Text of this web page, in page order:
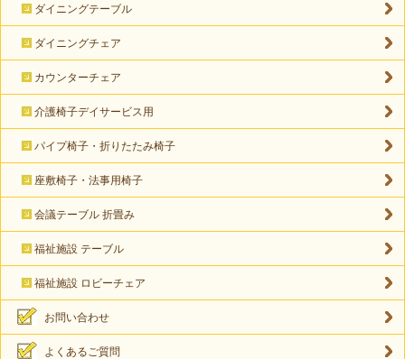
ダイニングテーブル
ダイニングチェア
カウンターチェア
介護椅子デイサービス用
パイプ椅子・折りたたみ椅子
座敷椅子・法事用椅子
会議テーブル 折畳み
福祉施設 テーブル
福祉施設 ロビーチェア
お問い合わせ
よくあるご質問